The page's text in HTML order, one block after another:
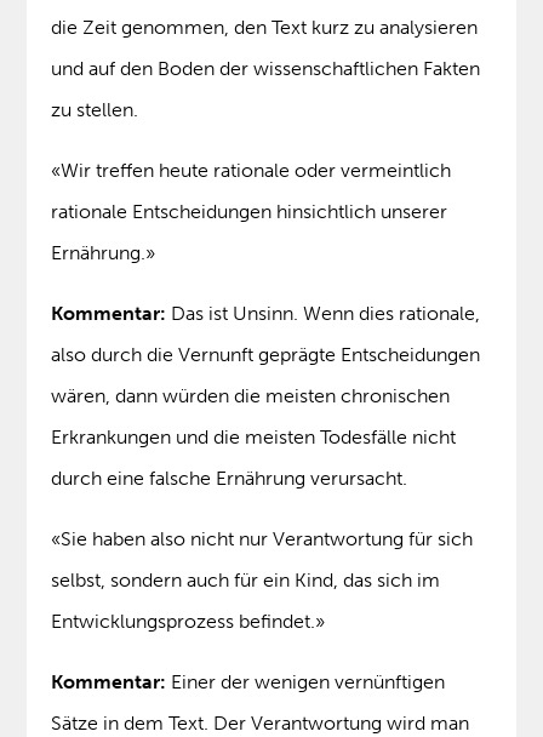
die Zeit genommen, den Text kurz zu analysieren
und auf den Boden der wissenschaftlichen Fakten
zu stellen.
«Wir treffen heute rationale oder vermeintlich
rationale Entscheidungen hinsichtlich unserer
Ernährung.»
Kommentar: Das ist Unsinn. Wenn dies rationale,
also durch die Vernunft geprägte Entscheidungen
wären, dann würden die meisten chronischen
Erkrankungen und die meisten Todesfälle nicht
durch eine falsche Ernährung verursacht.
«Sie haben also nicht nur Verantwortung für sich
selbst, sondern auch für ein Kind, das sich im
Entwicklungsprozess befindet.»
Kommentar: Einer der wenigen vernünftigen
Sätze in dem Text. Der Verantwortung wird man